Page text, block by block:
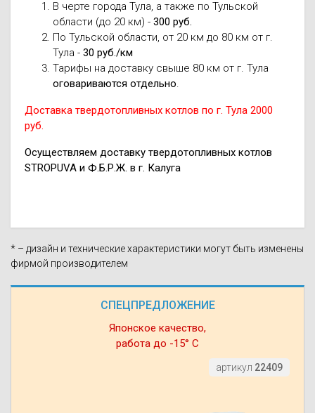
СПЕЦПРЕДЛОЖЕНИЕ
Японское качество,
работа до -15° С
артикул 22409
В черте города Тула, а также по Тульской
области (до 20 км) - 300 руб.
По Тульской области, от 20 км до 80 км от г.
Тула - 30 руб./км
Тарифы на доставку свыше 80 км от г. Тула
оговариваются отдельно.
Доставка твердотопливных котлов по г. Тула 2000
руб.
Осуществляем доставку твердотопливных котлов
STROPUVA и Ф.Б.Р.Ж. в г. Калуга
* – дизайн и технические характеристики могут быть изменены
фирмой производителем